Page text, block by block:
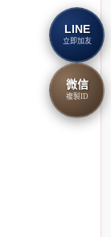
LINE
立即加友
微信
複製ID